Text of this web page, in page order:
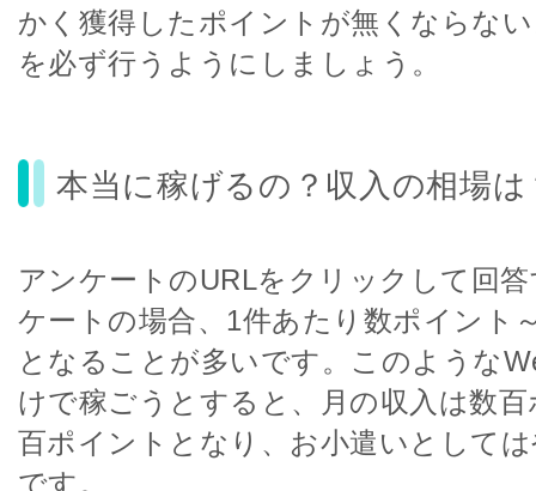
かく獲得したポイントが無くならな
を必ず行うようにしましょう。
本当に稼げるの？収入の相場は
アンケートのURLをクリックして回
ケートの場合、1件あたり数ポイント
となることが多いです。このような
けで稼ごうとすると、月の収入は数
百ポイントとなり、お小遣いとして
です。